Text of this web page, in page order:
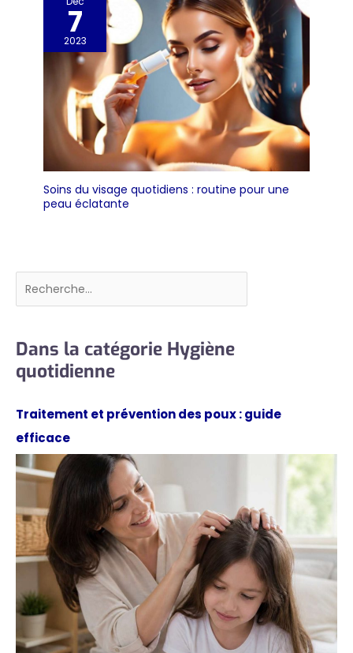
7
2023
Soins du visage quotidiens : routine pour une
peau éclatante
Rechercher
Dans la catégorie Hygiène
quotidienne
Traitement et prévention des poux : guide
efficace